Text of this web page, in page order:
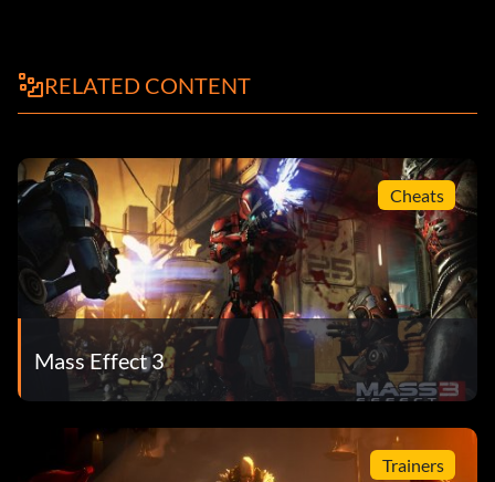
RELATED CONTENT
Cheats
Mass Effect 3
Trainers